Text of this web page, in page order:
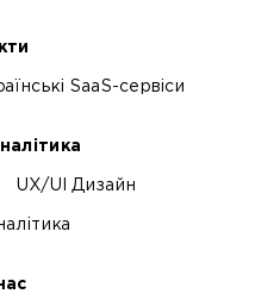
SaaS-сервіси
UX/UI Дизайн